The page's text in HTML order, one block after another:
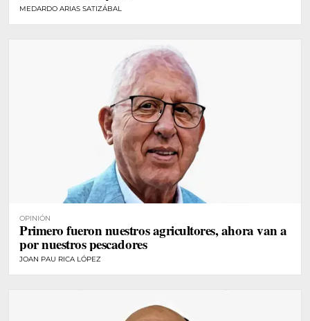
MEDARDO ARIAS SATIZÁBAL
OPINIÓN
Primero fueron nuestros agricultores, ahora van a
por nuestros pescadores
JOAN PAU RICA LÓPEZ